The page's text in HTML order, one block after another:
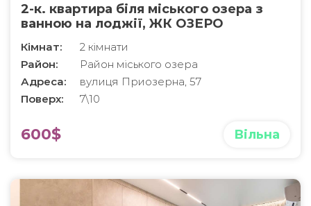
2-к. квартира біля міського озера з
ванною на лоджії, ЖК ОЗЕРО
Кімнат:
2 кімнати
Район:
Район міського озера
Адреса:
вулиця Приозерна, 57
Поверх:
7\10
600$ Вільна